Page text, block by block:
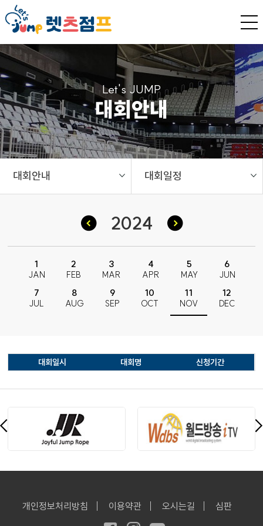
Let's JUMP
대회안내
대회안내 대회일정
2024
1
JAN
2
FEB
3
MAR
4
APR
5
MAY
6
JUN
7
JUL
8
AUG
9
SEP
10
OCT
11
NOV
12
DEC
대회일시 대회명 신청기간
개인정보처리방침 이용약관 오시는길 심판